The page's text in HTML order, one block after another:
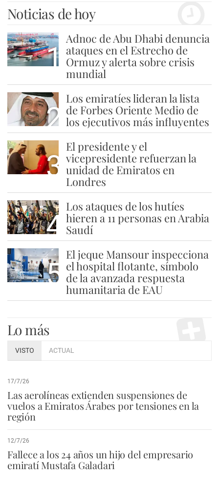
Noticias de hoy
1
Adnoc de Abu Dhabi denuncia
ataques en el Estrecho de
Ormuz y alerta sobre crisis
mundial
2
Los emiratíes lideran la lista
de Forbes Oriente Medio de
los ejecutivos más influyentes
3
El presidente y el
vicepresidente refuerzan la
unidad de Emiratos en
Londres
4
Los ataques de los hutíes
hieren a 11 personas en Arabia
Saudí
5
El jeque Mansour inspecciona
el hospital flotante, símbolo
de la avanzada respuesta
humanitaria de EAU
Lo más
VISTO ACTUAL
17/7/26
Las aerolíneas extienden suspensiones de
vuelos a Emiratos Árabes por tensiones en la
región
12/7/26
Fallece a los 24 años un hijo del empresario
emiratí Mustafa Galadari